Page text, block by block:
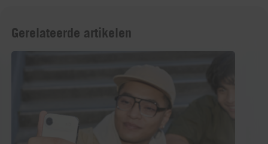
Gerelateerde artikelen